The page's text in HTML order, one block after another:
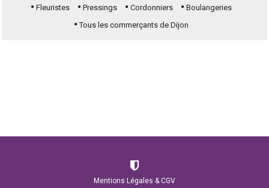
Fleuristes
Pressings Cordonniers
Boulangeries
Tous les commerçants de Dijon
Mentions Légales & CGV